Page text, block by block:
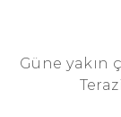
Güne yakın